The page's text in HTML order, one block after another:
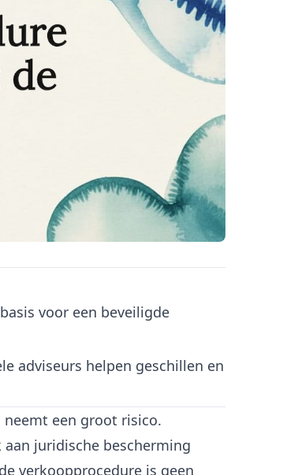
voor een beveiligde
adviseurs helpen geschillen en
een groot risico.
juridische bescherming
verkoopprocedure is geen